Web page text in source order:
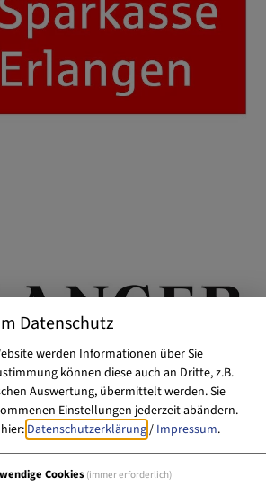
Datenschutz
werden Informationen über Sie
können diese auch an Dritte, z.B.
Auswertung, übermittelt werden. Sie
Einstellungen jederzeit abändern.
Datenschutzerklärung/ Impressum.
Cookies (immer erforderlich)